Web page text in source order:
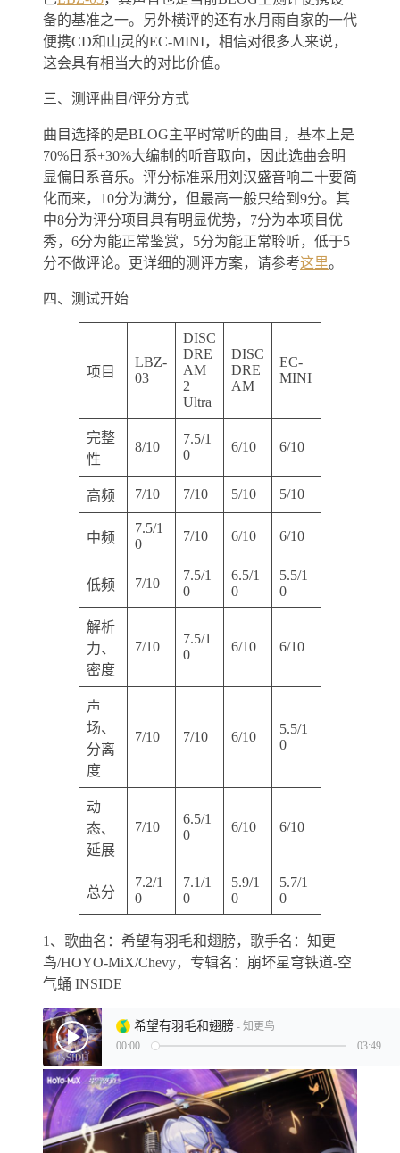
备的基准之一。另外横评的还有水月雨自家的一代
便携CD和山灵的EC-MINI，相信对很多人来说，
这会具有相当大的对比价值。
三、测评曲目/评分方式
曲目选择的是BLOG主平时常听的曲目，基本上是
70%日系+30%大编制的听音取向，因此选曲会明
显偏日系音乐。评分标准采用刘汉盛音响二十要简
化而来，10分为满分，但最高一般只给到9分。其
中8分为评分项目具有明显优势，7分为本项目优
秀，6分为能正常鉴赏，5分为能正常聆听，低于5
分不做评论。更详细的测评方案，请参考这里。
四、测试开始
项目
LBZ-
03
DISC
DRE
AM
2
Ultra
DISC
DRE
AM
EC-
MINI
完整
性
8/10
7.5/1
0
6/10 6/10
高频 7/10 7/10 5/10 5/10
中频
7.5/1
0
7/10 6/10 6/10
低频 7/10
7.5/1
0
6.5/1
0
5.5/1
0
解析
力、
密度
7/10
7.5/1
0
6/10 6/10
声
场、
分离
度
7/10 7/10 6/10
5.5/1
0
动
态、
延展
7/10
6.5/1
0
6/10 6/10
总分
7.2/1
0
7.1/1
0
5.9/1
0
5.7/1
0
1、歌曲名：希望有羽毛和翅膀，歌手名：知更
鸟/HOYO-MiX/Chevy，专辑名：崩坏星穹铁道-空
气蛹 INSIDE